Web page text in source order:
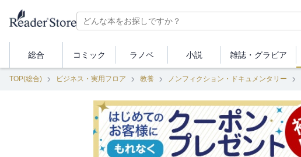
総合 コミック ラノベ 小説 雑誌・ グラビア
TOP(総合) ビジネス・実用フロア 教養 ノンフィクション・ドキュメンタリー